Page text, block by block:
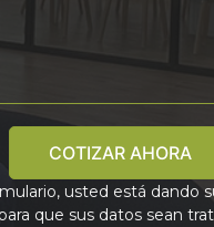
COTIZAR AHORA
usted está dando
que sus datos sean